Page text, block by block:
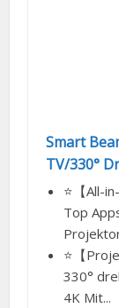
Smart
TV/330°
⭐【All-
Top
⭐【
330°
4K Mit...